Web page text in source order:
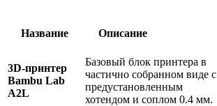
Название Описание
3D-принтер
Bambu Lab
A2L
Базовый блок принтера в
частично собранном виде с
предустановленным
хотендом и соплом 0.4 мм.